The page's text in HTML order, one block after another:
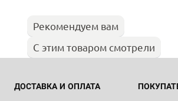
Рекомендуем вам
С этим товаром смотрели
ДОСТАВКА И ОПЛАТА